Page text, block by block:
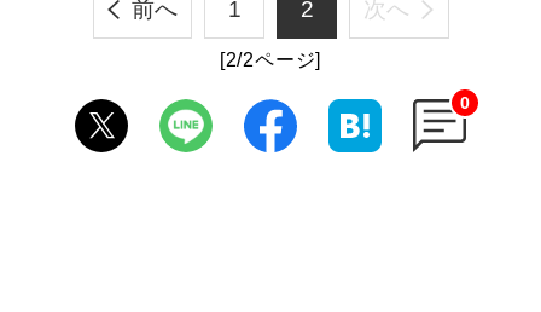
前へ 1 2 次へ
[2/2ページ]
0